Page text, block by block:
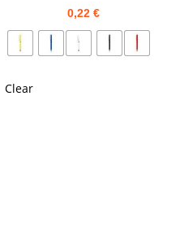
0,22 €
Clear